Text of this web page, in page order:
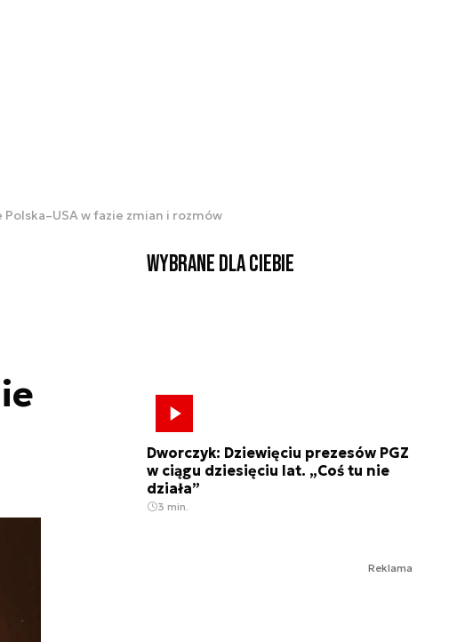
w fazie zmian i rozmów
Wybrane dla Ciebie
Dworczyk: Dziewięciu prezesów PGZ
w ciągu dziesięciu lat. „Coś tu nie
działa”
3 min.
Reklama